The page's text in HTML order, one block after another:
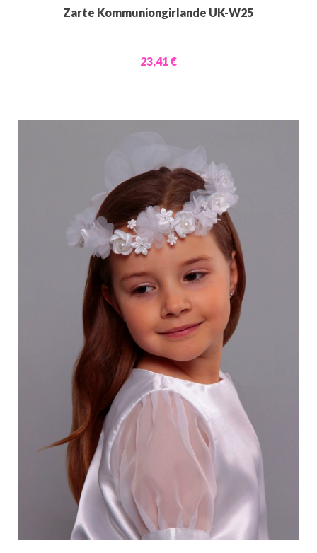
Zarte Kommuniongirlande UK-W25
23,41 €